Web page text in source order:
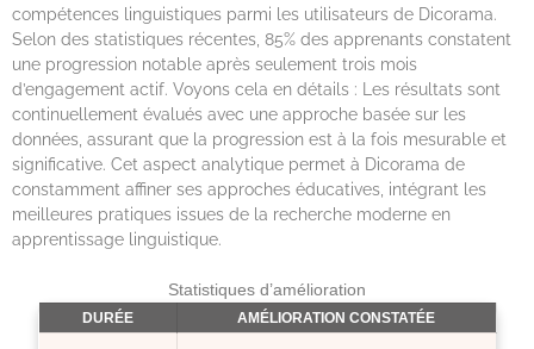
compétences linguistiques parmi les utilisateurs de Dicorama.
Selon des statistiques récentes, 85% des apprenants constatent
une progression notable après seulement trois mois
d’engagement actif. Voyons cela en détails : Les résultats sont
continuellement évalués avec une approche basée sur les
données, assurant que la progression est à la fois mesurable et
significative. Cet aspect analytique permet à Dicorama de
constamment affiner ses approches éducatives, intégrant les
meilleures pratiques issues de la recherche moderne en
apprentissage linguistique.
Statistiques d’amélioration
DURÉE AMÉLIORATION CONSTATÉE